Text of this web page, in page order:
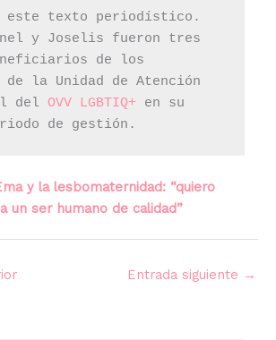
este texto periodístico.
y Joselis fueron tres
de los
la Unidad de Atención
del OVV LGBTIQ+ en su
de gestión.
y la lesbomaternidad: “quiero
un ser humano de calidad”
Entrada siguiente →